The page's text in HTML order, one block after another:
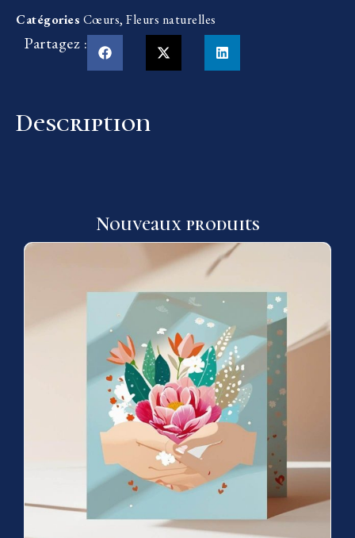
Catégories Cœurs, Fleurs naturelles
Partagez :
Description
Nouveaux produits